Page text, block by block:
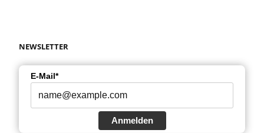
NEWSLETTER
E-Mail*
Anmelden